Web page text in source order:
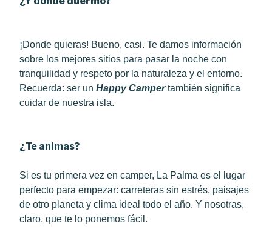
¡Donde quieras! Bueno, casi. Te damos información
sobre los mejores sitios para pasar la noche con
tranquilidad y respeto por la naturaleza y el entorno.
Recuerda: ser un Happy Campertambién significa
cuidar de nuestra isla.
¿Te animas?
Si es tu primera vez en camper, La Palma es el lugar
perfecto para empezar: carreteras sin estrés, paisajes
de otro planeta y clima ideal todo el año. Y nosotras,
claro, que te lo ponemos fácil.